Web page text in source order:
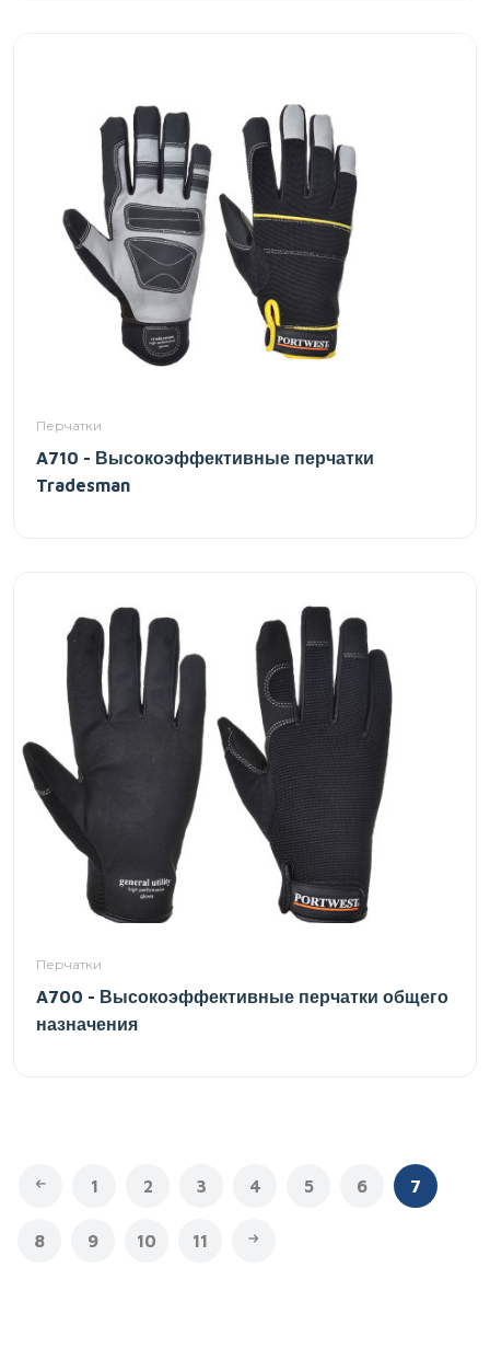
Перчатки
A710 - Высокоэффективные перчатки
Tradesman
Перчатки
A700 - Высокоэффективные перчатки общего
назначения
1 2 3 4 5 6 7
8 9 10 11